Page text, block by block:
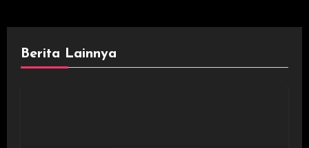
Berita Lainnya